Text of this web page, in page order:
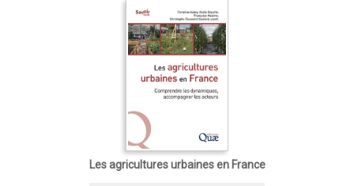
Les agricultures urbaines en France